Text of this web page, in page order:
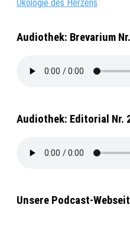
Ökologie des Herzens
Audiothek: Brevarium
Audiothek: Editorial Nr.
Unsere Podcast-